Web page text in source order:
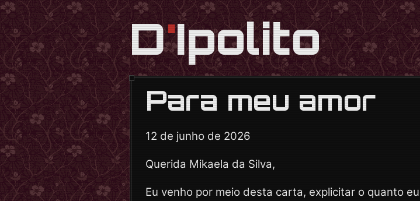
D'Ipolito
Para meu amor
12 de junho de 2026
Querida Mikaela da Silva,
Eu venho por meio desta carta, explicitar o quanto